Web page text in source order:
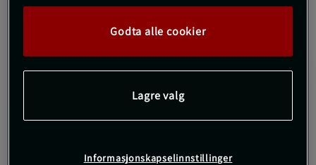
KJØP FLER, SPAR MER
Godta alle cookier
Lagre valg
Informasjonskapselinnstillinger